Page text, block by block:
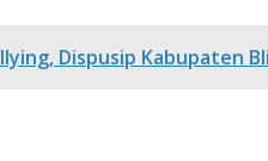
Dispusip Kabupaten